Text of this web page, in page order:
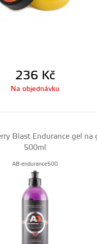
236 Kč
Na objednávku
Blast Endurance gel na
500ml
AB-endurance500